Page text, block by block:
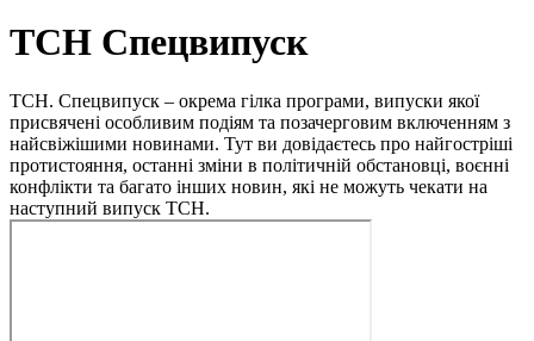
ТСН Спецвипуск
ТСН. Спецвипуск – окрема гілка програми, випуски якої
присвячені особливим подіям та позачерговим включенням з
найсвіжішими новинами. Тут ви довідаєтесь про найгостріші
протистояння, останні зміни в політичній обстановці, воєнні
конфлікти та багато інших новин, які не можуть чекати на
наступний випуск ТСН.